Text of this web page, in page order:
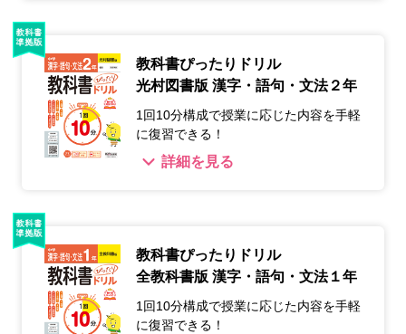
教科書ぴったりドリル
光村図書版 漢字・語句・文法２年
1回10分構成で授業に応じた内容を手軽
に復習できる！
詳細を見る
教科書ぴったりドリル
全教科書版 漢字・語句・文法１年
1回10分構成で授業に応じた内容を手軽
に復習できる！